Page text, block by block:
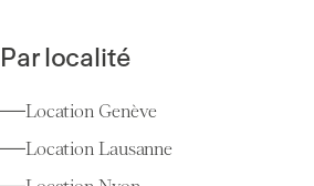
Par localité
Location Genève
Location Lausanne